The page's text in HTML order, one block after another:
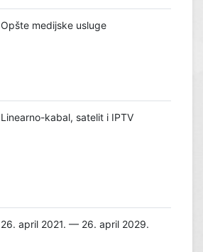
Opšte medijske usluge
Linearno-kabal, satelit i IPTV
26. april 2021. — 26. april 2029.